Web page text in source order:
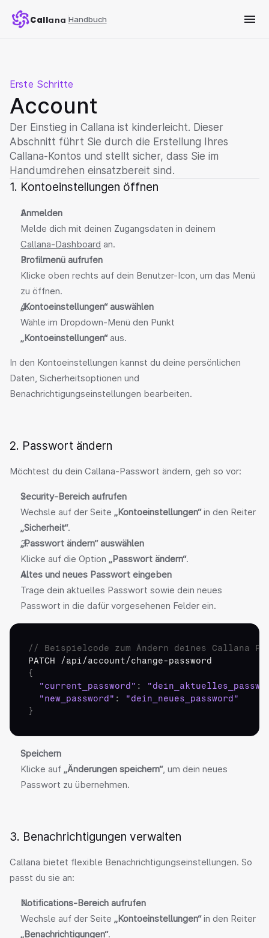
Callana Handbuch
Erste Schritte
Account
Der Einstieg in Callana ist kinderleicht. Dieser
Abschnitt führt Sie durch die Erstellung Ihres
Callana-Kontos und stellt sicher, dass Sie im
Handumdrehen einsatzbereit sind.
1. Kontoeinstellungen öffnen
Anmelden
Callana‑Dashboard an.
Profilmenü aufrufen
Klicke oben rechts auf dein Benutzer-Icon, um das Menü
zu öffnen.
„Kontoeinstellungen“ auswählen
„Kontoeinstellungen“ aus.
In den Kontoeinstellungen kannst du deine persönlichen
Daten, Sicherheitsoptionen und
Benachrichtigungseinstellungen bearbeiten.
2. Passwort ändern
Möchtest du dein Callana‑Passwort ändern, geh so vor:
Security‑Bereich aufrufen
Wechsle auf der Seite „Kontoeinstellungen“
„Sicherheit“.
„Passwort ändern“ auswählen
Klicke auf die Option „Passwort ändern“.
Altes und neues Passwort eingeben
Trage dein aktuelles Passwort sowie dein neues
Passwort in die dafür vorgesehenen Felder ein.
// Beispielcode zum Ändern deines Callana
PATCH /api/account/change-password
{
"current_password" :
"new_password" :
"dein_neues_password"
}
Speichern
Klicke auf „Änderungen speichern“, um dein neues
Passwort zu übernehmen.
3. Benachrichtigungen verwalten
Callana bietet flexible Benachrichtigungseinstellungen. So
passt du sie an:
Notifications‑Bereich aufrufen
Wechsle auf der Seite „Kontoeinstellungen“
„Benachrichtigungen“.